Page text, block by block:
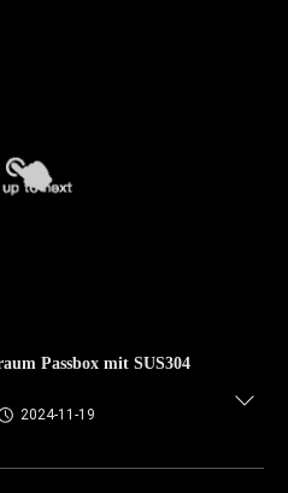
Passbox mit SUS304
2024-11-19